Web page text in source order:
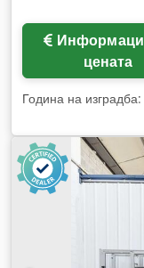
цената
Година на изградба: